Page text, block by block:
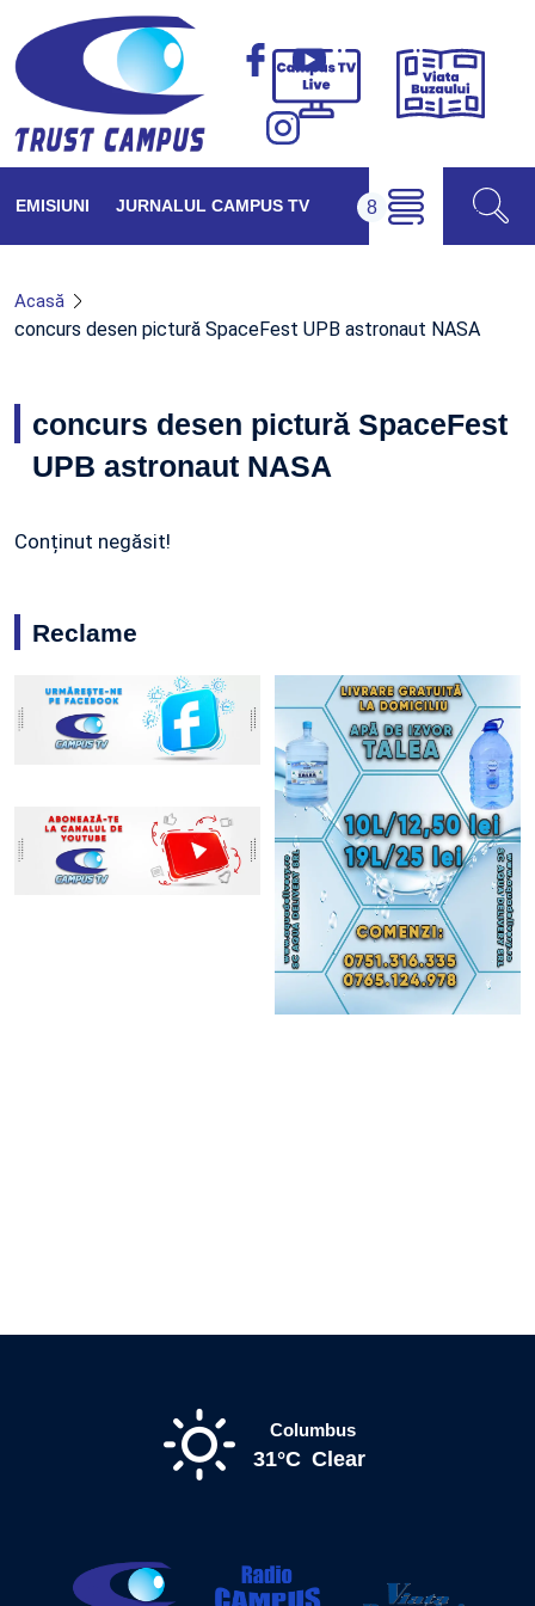
Campus
Viața
EMISIUNI JURNALUL CAMPUS TV
Acasă
concurs desen pictură SpaceFest UPB astronaut NASA
concurs desen pictură SpaceFest
UPB astronaut NASA
Conținut negăsit!
Reclame
Columbus
31°C Clear